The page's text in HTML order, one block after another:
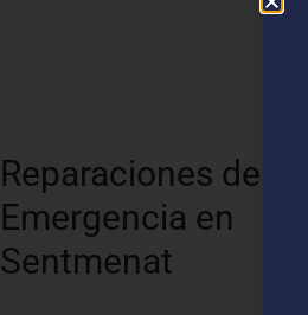
Reparaciones de
Emergencia en
Sentmenat